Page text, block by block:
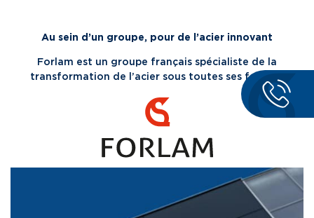
Au sein d’un groupe, pour de l’acier innovant
Forlam est un groupe français spécialiste de la
transformation de l’acier sous toutes ses formes.